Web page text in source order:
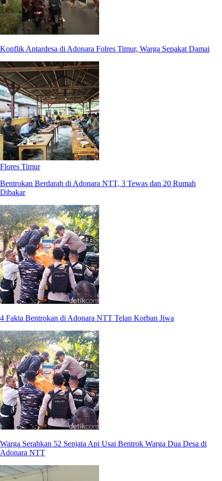
Konflik Antardesa di Adonara Folres Timur, Warga Sepakat Damai
Flores Timur
Bentrokan Berdarah di Adonara NTT, 3 Tewas dan 20 Rumah
Dibakar
⁠4 Fakta Bentrokan di Adonara NTT Telan Korban Jiwa
Warga Serahkan 52 Senjata Api Usai Bentrok Warga Dua Desa di
Adonara NTT